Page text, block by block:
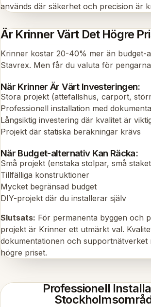
används där säkerhet och precision är
Är Krinner Värt Det Högre
Krinner kostar 20-40% mer än budget-
Stavrex. Men får du valuta för
När Krinner Är Värt Investeringen:
Stora projekt (attefallshus, carport,
Professionell installation med
Långsiktig investering där kvalitet är
Projekt där statiska beräkningar krävs
När Budget-alternativ Kan Räcka:
Små projekt (enstaka stolpar, små
Tillfälliga konstruktioner
Mycket begränsad budget
DIY-projekt där du installerar själv
Slutsats: För permanenta byggen och
projekt är Krinner ett utmärkt val.
dokumentationen och supportnätverket
högre priset.
Professionell